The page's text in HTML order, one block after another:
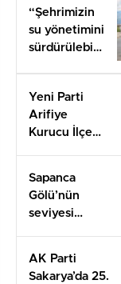
“Şehrimizin
su yönetimini
sürdürülebilir
çalışıyoruz”
Yeni Parti
Arifiye
Kurucu İlçe
Sapanca
Gölü’nün
seviyesi
üzerinde
AK Parti
Sakarya’da 25.